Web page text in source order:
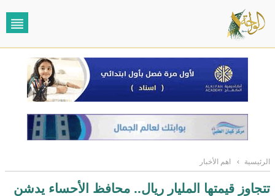
الرئيسية › اهم الأخبار
تتجاوز قيمتها المليار ريال.. محافظ الأحساء يدشن